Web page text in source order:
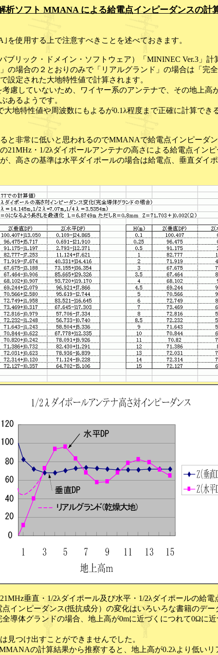
析ソフト MMANA による給電点インピーダンスの計
使用する上で注意すべきことを述べておきます。
リック・ドメイン・ソフトウェア）「MININEC Ver.3」
の場合の２とおりのみで「リアルグランド」の場合は「完
設定された大地特性値で計算されます。
慮していないため、ワイヤー系のアンテナで、その地上高
あるようです。
地特性値や周波数にもよるが0.1λ程度まで正確に計算で
と非常に低いと思われるのでMMANAで給電点インピーダ
・1/2λダイポールアンテナの高さによる給電点イン
、高さの基準は水平ダイポールの場合は給電点、垂直ダイ
垂直・1/2λダイポール及び水平・1/2λダイポールの給
インピーダンス(抵抗成分）の変化はいろいろな書籍のデ
導体グランドの場合、地上高が0mに近づくにつれて0Ωに
見つけ出すことができませんでした。
MMANAの計算結果から推察すると、地上高が0.2λより低い